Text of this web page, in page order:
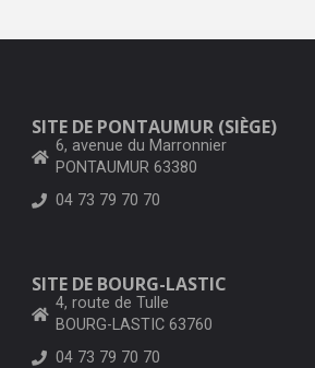
SITE DE PONTAUMUR (SIÈGE)
6, avenue du Marronnier
PONTAUMUR 63380
04 73 79 70 70
SITE DE BOURG-LASTIC
4, route de Tulle
BOURG-LASTIC 63760
04 73 79 70 70